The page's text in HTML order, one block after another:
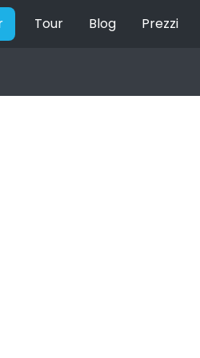
Tour Blog Prezzi